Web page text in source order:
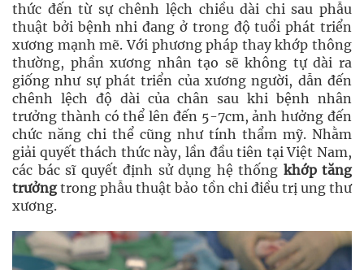
thức đến từ sự chênh lệch chiều dài chi sau phẫu
thuật bởi bệnh nhi đang ở trong độ tuổi phát triển
xương mạnh mẽ. Với phương pháp thay khớp thông
thường, phần xương nhân tạo sẽ không tự dài ra
giống như sự phát triển của xương người, dẫn đến
chênh lệch độ dài của chân sau khi bệnh nhân
trưởng thành có thể lên đến 5-7cm, ảnh hưởng đến
chức năng chi thể cũng như tính thẩm mỹ. Nhằm
giải quyết thách thức này, lần đầu tiên tại Việt Nam,
các bác sĩ quyết định sử dụng hệ thống khớp tăng
trưởngtrong phẫu thuật bảo tồn chi điều trị ung thư
xương.